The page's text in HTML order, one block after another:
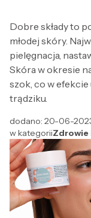
Dobre składy to
młodej skóry.
pielęgnacja,
Skóra w okresie
szok, co w
trądziku.
dodano: 20-06-
w kategoriiZdrowie